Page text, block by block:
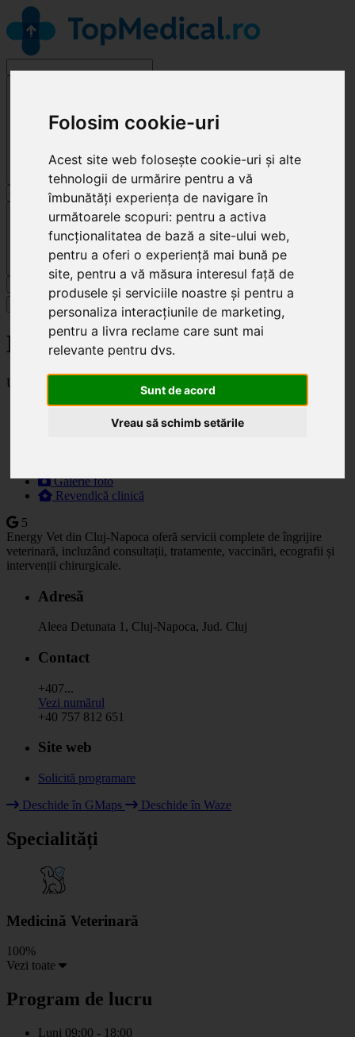
Folosim cookie-uri
Acest site web folosește cookie-uri și alte
tehnologii de urmărire pentru a vă
îmbunătăți experiența de navigare în
următoarele scopuri: pentru a activa
funcționalitatea de bază a site-ului web,
pentru a oferi o experiență mai bună pe
site, pentru a vă măsura interesul față de
produsele și serviciile noastre și pentru a
personaliza interacțiunile de marketing,
pentru a livra reclame care sunt mai
relevante pentru dvs.
Sunt de acord
Vreau să schimb setările
Specialități
Energy Vet
Ultima actualizare: 16.05.2025
Descriere
Galerie foto
Revendică clinică
5
Energy Vet din Cluj-Napoca oferă servicii complete de îngrijire
veterinară, incluzând consultații, tratamente, vaccinări, ecografii și
intervenții chirurgicale.
Adresă
Aleea Detunata 1, Cluj-Napoca, Jud. Cluj
Contact
+407...
Vezi numărul
+40 757 812 651
Site web
Solicită programare
−
Deschide în GMaps
Deschide în Waze
Specialități
Medicină Veterinară
100%
Vezi toate
Program de lucru
Luni 09:00 - 18:00